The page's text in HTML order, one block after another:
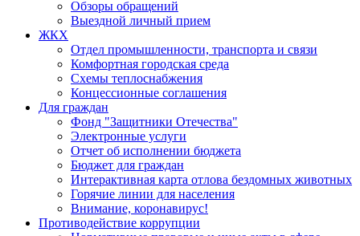
Обзоры обращений
Выездной личный прием
ЖКХ
Отдел промышленности, транспорта и связи
Комфортная городская среда
Схемы теплоснабжения
Концессионные соглашения
Для граждан
Фонд "Защитники Отечества"
Электронные услуги
Отчет об исполнении бюджета
Бюджет для граждан
Интерактивная карта отлова бездомных животных
Горячие линии для населения
Внимание, коронавирус!
Противодействие коррупции